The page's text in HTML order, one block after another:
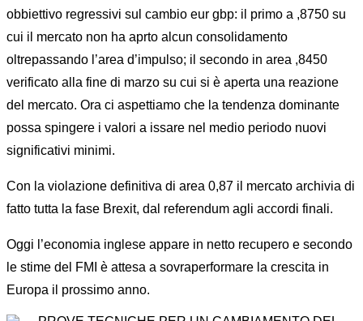
obbiettivo regressivi sul cambio eur gbp: il primo a ,8750 su
cui il mercato non ha aprto alcun consolidamento
oltrepassando l’area d’impulso; il secondo in area ,8450
verificato alla fine di marzo su cui si è aperta una reazione
del mercato. Ora ci aspettiamo che la tendenza dominante
possa spingere i valori a issare nel medio periodo nuovi
significativi minimi.
Con la violazione definitiva di area 0,87 il mercato archivia di
fatto tutta la fase Brexit, dal referendum agli accordi finali.
Oggi l’economia inglese appare in netto recupero e secondo
le stime del FMI è attesa a sovraperformare la crescita in
Europa il prossimo anno.